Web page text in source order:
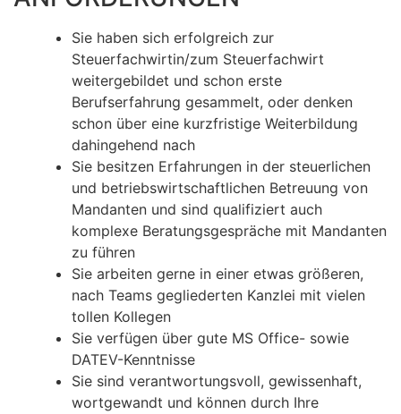
Sie haben sich erfolgreich zur
Steuerfachwirtin/zum Steuerfachwirt
weitergebildet und schon erste
Berufserfahrung gesammelt, oder denken
schon über eine kurzfristige Weiterbildung
dahingehend nach
Sie besitzen Erfahrungen in der steuerlichen
und betriebswirtschaftlichen Betreuung von
Mandanten und sind qualifiziert auch
komplexe Beratungsgespräche mit Mandanten
zu führen
Sie arbeiten gerne in einer etwas größeren,
nach Teams gegliederten Kanzlei mit vielen
tollen Kollegen
Sie verfügen über gute MS Office- sowie
DATEV-Kenntnisse
Sie sind verantwortungsvoll, gewissenhaft,
wortgewandt und können durch Ihre